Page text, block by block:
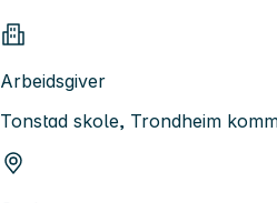
Arbeidsgiver
Tonstad skole, Trondheim